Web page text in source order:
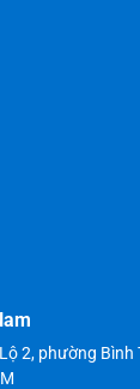
2, phường Bình